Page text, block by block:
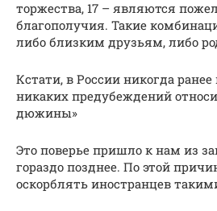
торжества, 17 – являются
благополучия. Такие
либо близким друзьям, либо
Кстати, в России никогда
никаких предубеждений
дюжины»
Это поверье пришло к нам из
гораздо позднее. По этой
оскорблять иностранцев